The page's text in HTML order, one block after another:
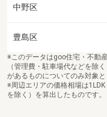
中野区
豊島区
※このデータはgoo住宅・不動
（管理費・駐車場代などを除
があるものについてのみ対象と
※周辺エリアの価格相場は
を除く）を算出したものです。